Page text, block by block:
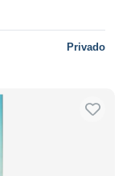
Privado